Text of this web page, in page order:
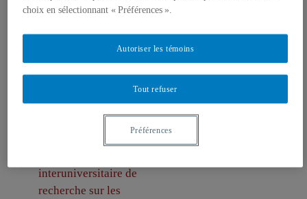
interuniversitaire de
recherche sur les
choix en sélectionnant « Préférences ».
Tout refuser
Autoriser les témoins
Préférences